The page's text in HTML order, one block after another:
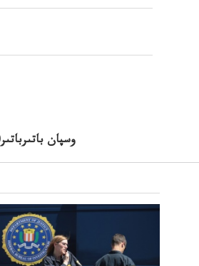
وسپان باتىرباتىر0 جىل:–قاز120كجىلسىنەنقازاقۋبليكاكۇرەسىنەنر وتتى رەسپۋبليكالىقتۋرنيرءوتتى